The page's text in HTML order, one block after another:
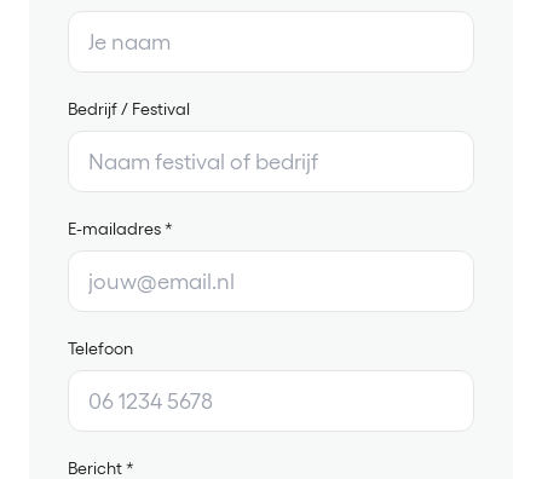
Bedrijf / Festival
E-mailadres *
Telefoon
Bericht *